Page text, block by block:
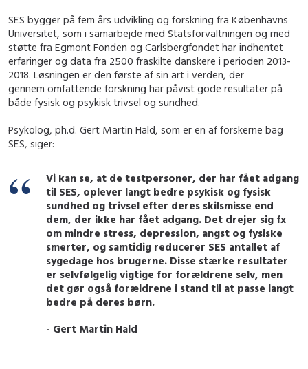
SES bygger på fem års udvikling og forskning fra Københavns
Universitet, som i samarbejde med Statsforvaltningen og med
støtte fra Egmont Fonden og Carlsbergfondet har indhentet
erfaringer og data fra 2500 fraskilte danskere i perioden 2013-
2018. Løsningen er den første af sin art i verden, der
gennem omfattende forskning har påvist gode resultater på
både fysisk og psykisk trivsel og sundhed.
Psykolog, ph.d. Gert Martin Hald, som er en af forskerne bag
SES, siger:
Vi kan se, at de testpersoner, der har fået adgang
til SES, oplever langt bedre psykisk og fysisk
sundhed og trivsel efter deres skilsmisse end
dem, der ikke har fået adgang. Det drejer sig fx
om mindre stress, depression, angst og fysiske
smerter, og samtidig reducerer SES antallet af
sygedage hos brugerne. Disse stærke resultater
er selvfølgelig vigtige for forældrene selv, men
det gør også forældrene i stand til at passe langt
bedre på deres børn.
- Gert Martin Hald